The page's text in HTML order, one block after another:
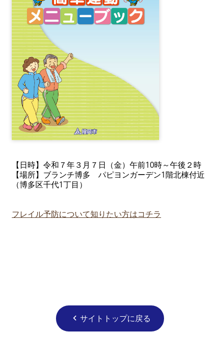
【日時】令和７年３月７日（金）午前10時～午後２時
【場所】ブランチ博多 パピヨンガーデン1階北棟付近
（博多区千代1丁目）
フレイル予防について知りたい方はコチラ
chevron_left サイトトップに戻る